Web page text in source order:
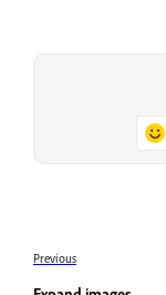
Previous